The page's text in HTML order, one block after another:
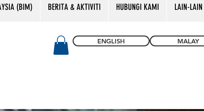
(BIM) BERITA & AKTIVITI HUBUNGI KAMI LAIN-LAIN
ENGLISH MALAY